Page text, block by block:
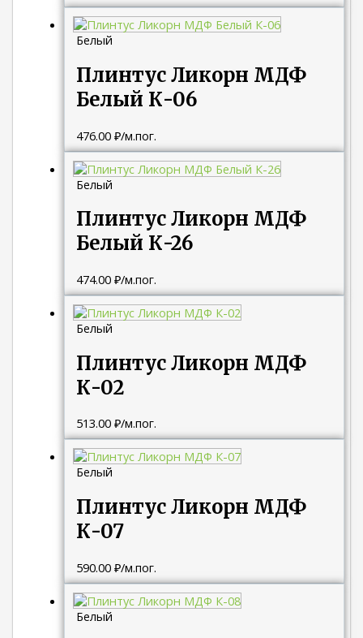
Белый
Плинтус Ликорн МДФ
Белый К-06
476.00₽/м.пог.
Белый
Плинтус Ликорн МДФ
Белый К-26
474.00₽/м.пог.
Белый
Плинтус Ликорн МДФ
К-02
513.00₽/м.пог.
Белый
Плинтус Ликорн МДФ
К-07
590.00₽/м.пог.
Белый